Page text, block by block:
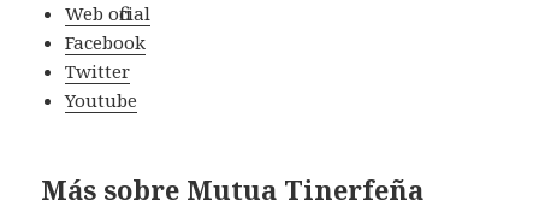
Web oficial
Facebook
Twitter
Youtube
Más sobre Mutua Tinerfeña